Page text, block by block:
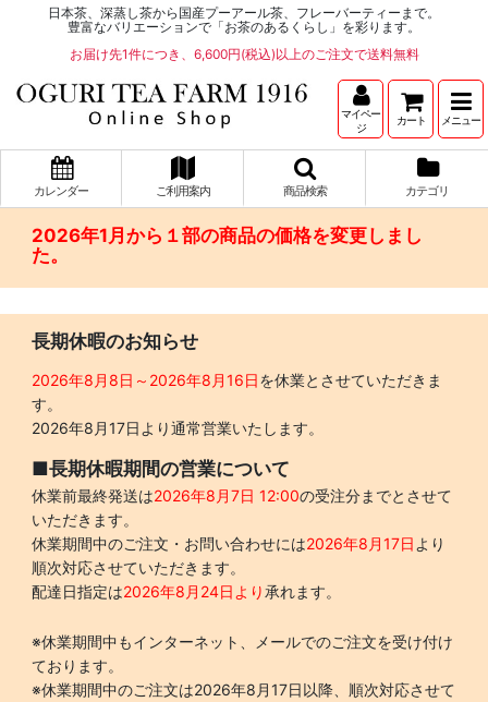
日本茶、深蒸し茶から国産プーアール茶、フレーバーティーまで。
豊富なバリエーションで「お茶のあるくらし」を彩ります。
お届け先1件につき、6,600円(税込)以上のご注文で送料無料
マイペー
ジ
カート メニュー
カレンダー ご利用案内 商品検索 カテゴリ
2026年1月から１部の商品の価格を変更しまし
た。
長期休暇のお知らせ
2026年8月8日～2026年8月16日を休業とさせていただきま
す。
2026年8月17日より通常営業いたします。
■長期休暇期間の営業について
休業前最終発送は2026年8月7日 12:00の受注分までとさせて
いただきます。
休業期間中のご注文・お問い合わせには2026年8月17日 より
順次対応させていただきます。
配達日指定は2026年8月24日より承れます。
※休業期間中もインターネット、メールでのご注文を受け付け
ております。
※休業期間中のご注文は2026年8月17日以降、順次対応させて